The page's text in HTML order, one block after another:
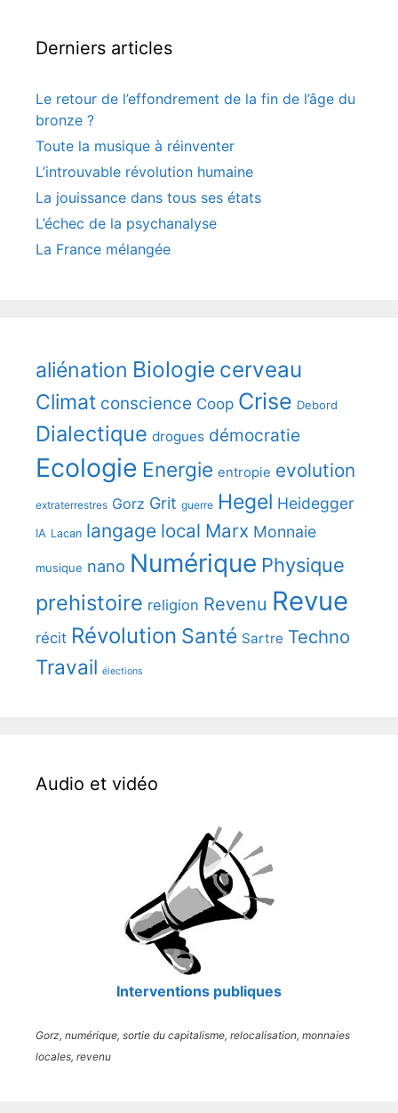
Derniers articles
Le retour de l’effondrement de la fin de l’âge du
bronze ?
Toute la musique à réinventer
L’introuvable révolution humaine
La jouissance dans tous ses états
L’échec de la psychanalyse
La France mélangée
aliénation Biologie cerveau
Climat conscience Coop Crise Debord
Dialectique drogues démocratie
Ecologie Energie entropie evolution
extraterrestres Gorz Grit guerre Hegel Heidegger
IA Lacan langage local Marx Monnaie
musique nano Numérique Physique
prehistoire religion Revenu Revue
récit Révolution Santé Sartre Techno
Travail élections
Audio et vidéo
Interventions publiques
Gorz, numérique, sortie du capitalisme, relocalisation, monnaies
locales, revenu